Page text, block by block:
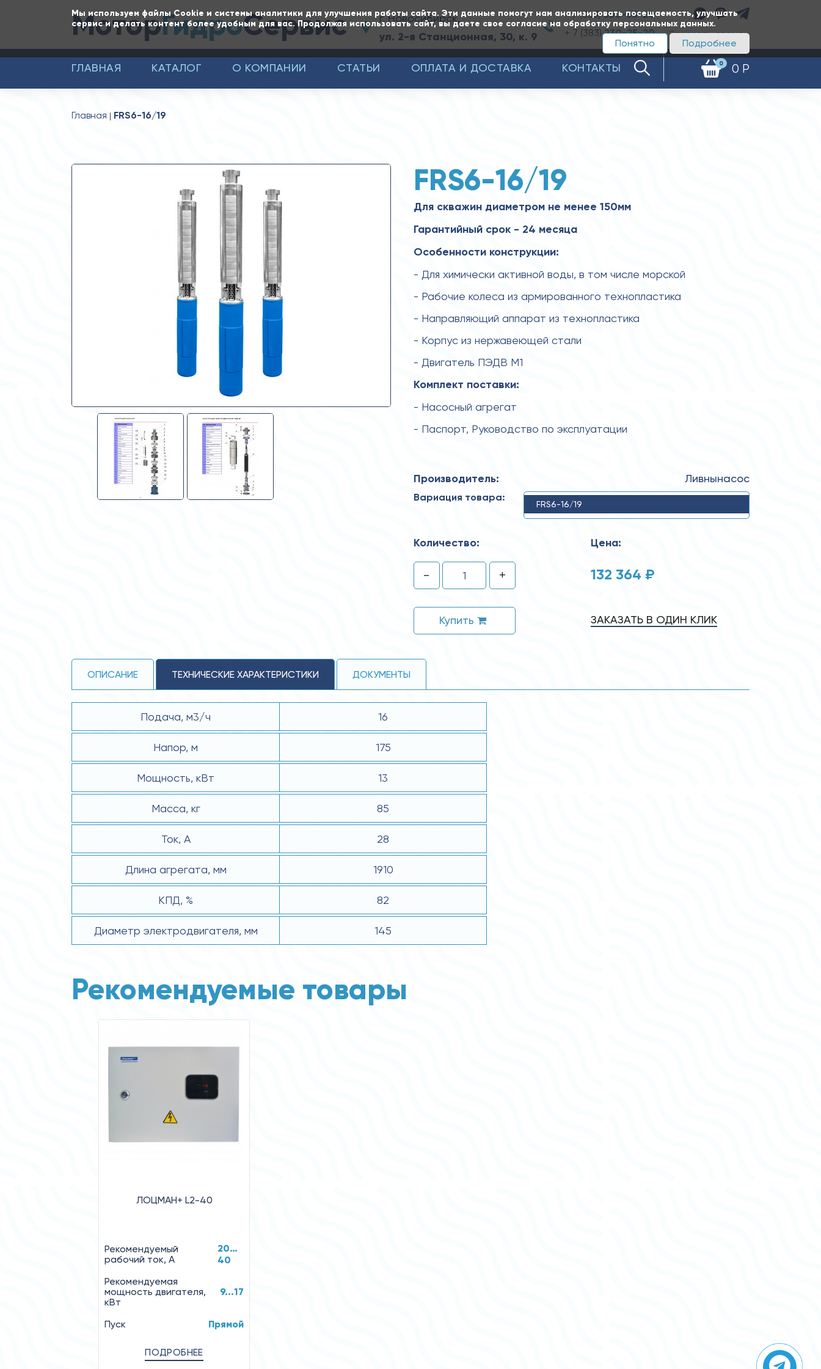
Мы используем файлы Cookie и системы аналитики для улучшения работы сайта. Эти данные помогут нам анализировать посещаемость, улучшать
сервис и делать контент более удобным для вас. Продолжая использовать сайт, вы даете свое согласие на обработку персональных данных.
Подробнее
Понятно
МоторГидроСервис г. Новосибирск,
ул. 2-я Станционная, 30, к. 9
+ 7 (383)350-65-20
+ 7 (383)230-25-20 Заказать звонок
0 0 Р
ГЛАВНАЯ КАТАЛОГ О КОМПАНИИ СТАТЬИ ОПЛАТА И ДОСТАВКА КОНТАКТЫ
Главная FRS6-16/19
FRS6-16/19
Для скважин диаметром не менее 150мм
Гарантийный срок - 24 месяца
Особенности конструкции:
- Для химически активной воды, в том числе морской
- Рабочие колеса из армированного технопластика
- Направляющий аппарат из технопластика
- Корпус из нержавеющей стали
- Двигатель ПЭДВ М1
Комплект поставки:
- Насосный агрегат
- Паспорт, Руководство по эксплуатации
Производитель: Ливнынасос
Вариация товара:
FRS6-16/19
Количество:
- +
Купить
Цена:
132 364 ₽
ЗАКАЗАТЬ В ОДИН КЛИК
ОПИСАНИЕ ТЕХНИЧЕСКИЕ ХАРАКТЕРИСТИКИ ДОКУМЕНТЫ
Подача, м3/ч 16
Напор, м 175
Мощность, кВт 13
Масса, кг 85
Ток, А 28
Длина агрегата, мм 1910
КПД, % 82
Диаметр электродвигателя, мм 145
Рекомендуемые товары
ЛОЦМАН+ L2-40
Рекомендуемый
рабочий ток, А
20…
40
Рекомендуемая
мощность двигателя,
кВт
9...17
Пуск Прямой
ПОДРОБНЕЕ